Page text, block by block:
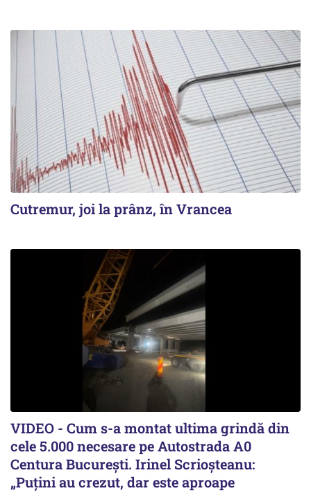
Cutremur, joi la prânz, în Vrancea
VIDEO - Cum s-a montat ultima grindă din
cele 5.000 necesare pe Autostrada A0
Centura București. Irinel Scrioșteanu:
„Puțini au crezut, dar este aproape